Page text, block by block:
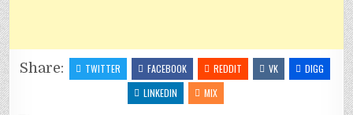
Share: TWITTER FACEBOOK REDDIT VK
DIGG
LINKEDIN
MIX